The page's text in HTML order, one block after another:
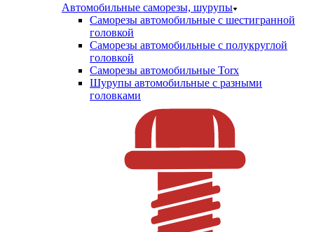
Автомобильные саморезы, шурупы
Саморезы автомобильные с шестигранной
головкой
Саморезы автомобильные с полукруглой
головкой
Саморезы автомобильные Torx
Шурупы автомобильные с разными
головками